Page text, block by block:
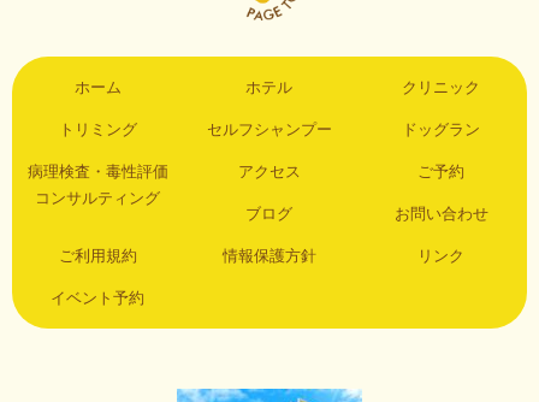
ホーム ホテル クリニック
トリミング セルフシャンプー ドッグラン
病理検査・毒性評価
コンサルティング
アクセス ご予約
ブログ お問い合わせ
ご利用規約 情報保護方針 リンク
イベント予約